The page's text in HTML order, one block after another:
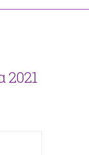
2021